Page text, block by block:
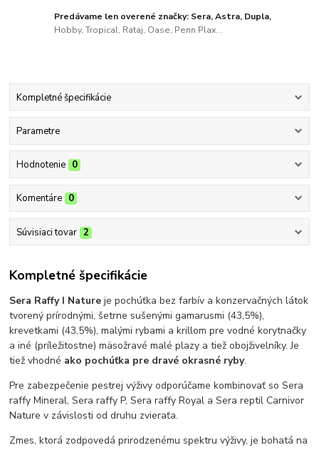
Predávame len overené značky: Sera, Astra, Dupla,
Hobby, Tropical, Rataj, Oase, Penn Plax...
Kompletné špecifikácie
Parametre
Hodnotenie 0
Komentáre 0
Súvisiaci tovar 2
Kompletné špecifikácie
Sera Raffy I Nature je pochúťka bez farbív a konzervačných látok
tvorený prírodnými, šetrne sušenými gamarusmi (43,5%),
krevetkami (43,5%), malými rybami a krillom pre vodné korytnačky
a iné (príležitostne) mäsožravé malé plazy a tiež obojživelníky. Je
tiež vhodné ako pochúťka pre dravé okrasné ryby.
Pre zabezpečenie pestrej výživy odporúčame kombinovať so Sera
raffy Mineral, Sera raffy P, Sera raffy Royal a Sera reptil Carnivor
Nature v závislosti od druhu zvieraťa.
Zmes, ktorá zodpovedá prirodzenému spektru výživy, je bohatá na